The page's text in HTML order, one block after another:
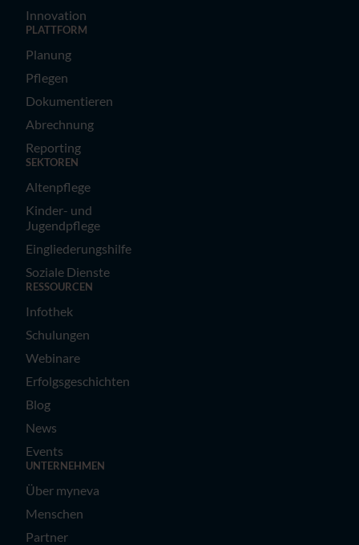
Innovation
PLATTFORM
Planung
Pflegen
Dokumentieren
Abrechnung
Reporting
SEKTOREN
Altenpflege
Kinder- und
Jugendpflege
Eingliederungshilfe
Soziale Dienste
RESSOURCEN
Infothek
Schulungen
Webinare
Erfolgsgeschichten
Blog
News
Events
UNTERNEHMEN
Über myneva
Menschen
Partner